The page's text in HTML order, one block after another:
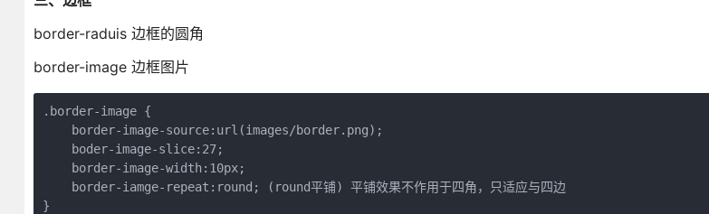
border-raduis 边框的圆角
border-image 边框图片
.border-image {
    border-image-source:url(images/border.png);
    boder-image-slice:27;
    border-image-width:10px;
    border-iamge-repeat:round; (round平铺) 平铺效果不作用于四角，只适应与四边
}